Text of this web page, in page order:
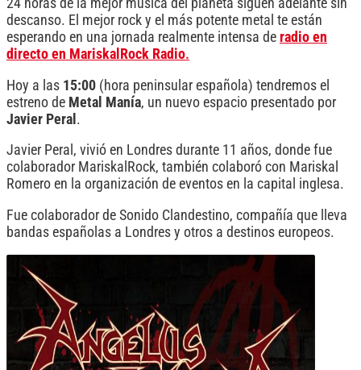
descanso. El mejor rock y el más potente metal te están
esperando en una jornada realmente intensa de radio en
directo en MariskalRock Radio.
Hoy a las 15:00 (hora peninsular española) tendremos el
estreno de Metal Manía, un nuevo espacio presentado por
Javier Peral .
Javier Peral, vivió en Londres durante 11 años, donde fue
colaborador MariskalRock, también colaboró con Mariskal
Romero en la organización de eventos en la capital inglesa.
Fue colaborador de Sonido Clandestino, compañía que lleva
bandas españolas a Londres y otros a destinos europeos.